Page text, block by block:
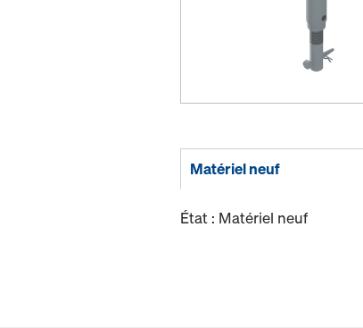
Matériel neuf
État : Matériel neuf